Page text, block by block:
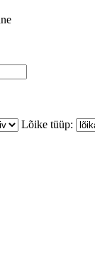
Lõike tüüp: